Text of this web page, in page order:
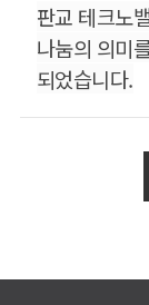
판교 테크노
나눔의 의미
되었습니다.